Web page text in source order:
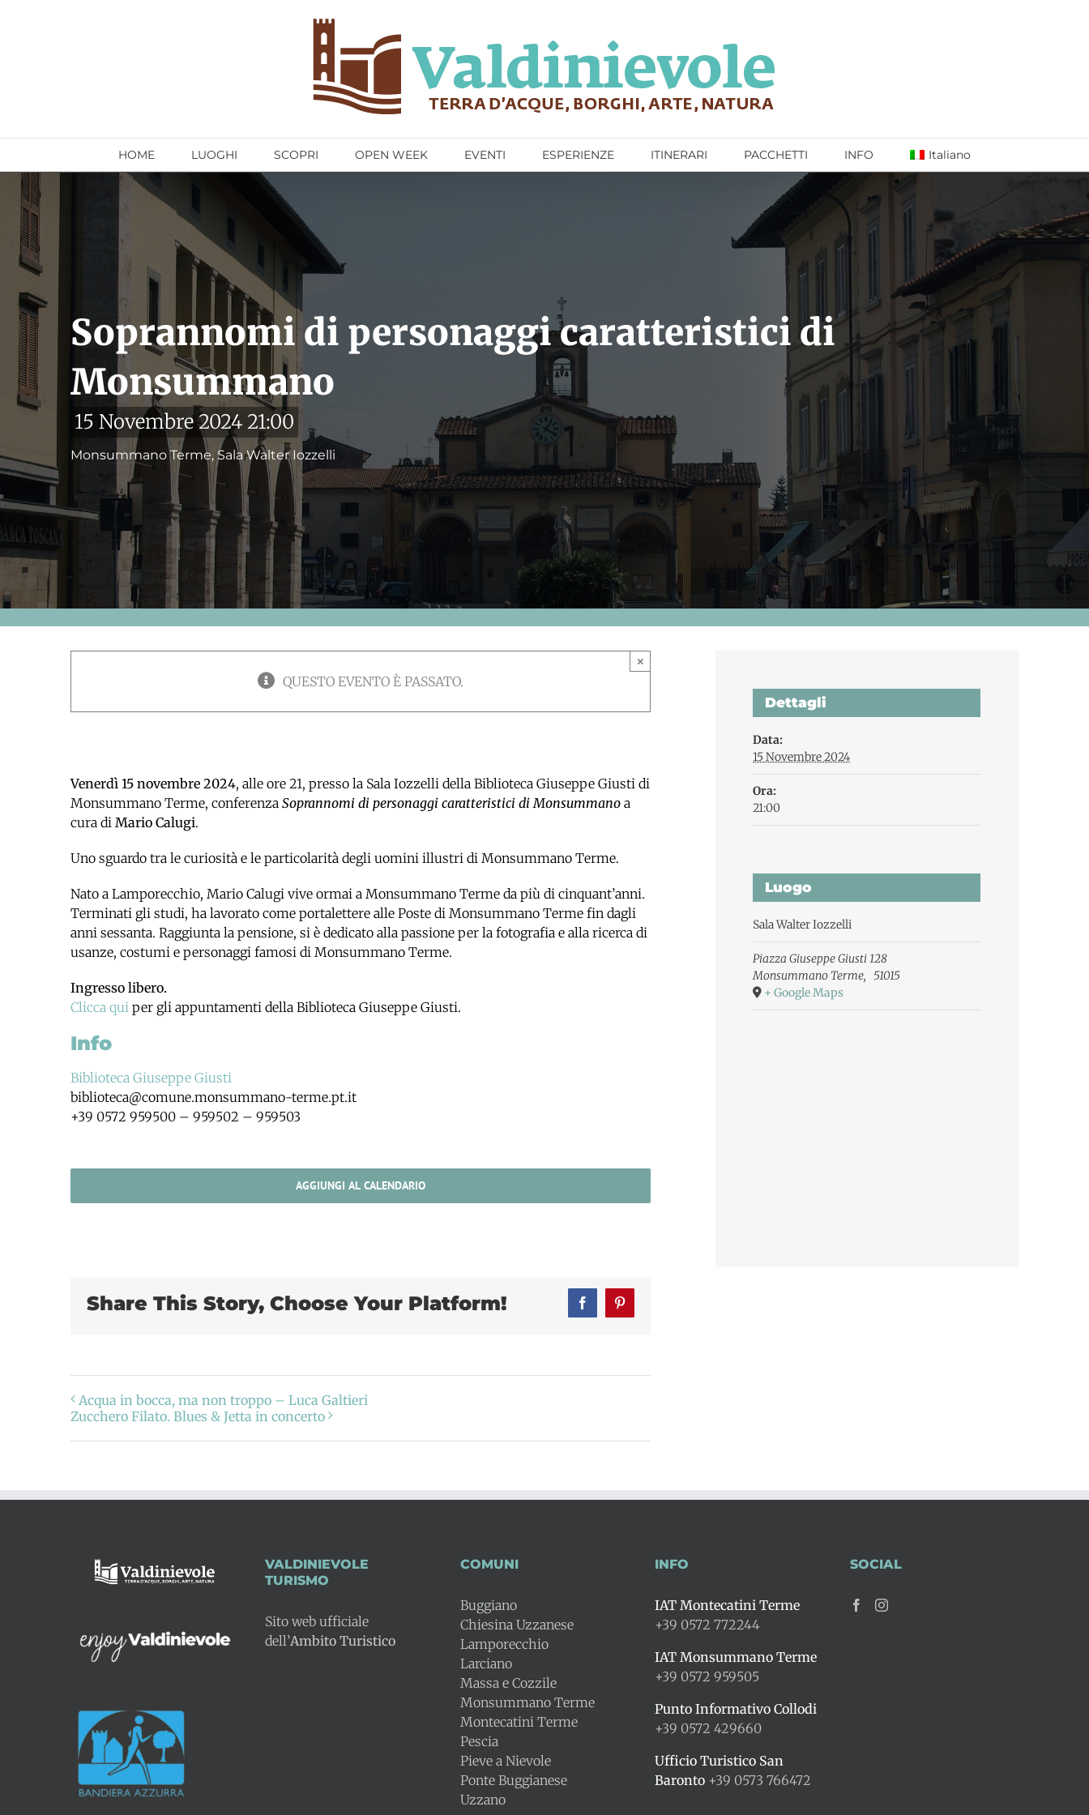
HOME LUOGHI SCOPRI OPEN WEEK EVENTI ESPERIENZE ITINERARI PACCHETTI INFO Italiano
Soprannomi di personaggi caratteristici di
Monsummano
15 Novembre 2024 21:00
Monsummano Terme, Sala Walter Iozzelli
QUESTO EVENTO È PASSATO.
×
Venerdì 15 novembre 2024, alle ore 21, presso la Sala Iozzelli della Biblioteca Giuseppe Giusti di
Monsummano Terme, conferenza Soprannomi di personaggi caratteristici di Monsummano a
cura di Mario Calugi.
Uno sguardo tra le curiosità e le particolarità degli uomini illustri di Monsummano Terme.
Nato a Lamporecchio, Mario Calugi vive ormai a Monsummano Terme da più di cinquant’anni.
Terminati gli studi, ha lavorato come portalettere alle Poste di Monsummano Terme fin dagli
anni sessanta. Raggiunta la pensione, si è dedicato alla passione per la fotografia e alla ricerca di
usanze, costumi e personaggi famosi di Monsummano Terme.
Ingresso libero.
Clicca qui per gli appuntamenti della Biblioteca Giuseppe Giusti.
Info
Biblioteca Giuseppe Giusti
biblioteca@comune.monsummano-terme.pt.it
+39 0572 959500 – 959502 – 959503
AGGIUNGI AL CALENDARIO
Share This Story, Choose Your Platform! FacebookPinterest
Acqua in bocca, ma non troppo – Luca Galtieri
Zucchero Filato. Blues & Jetta in concerto
Dettagli
Data:
15 Novembre 2024
Ora:
21:00
Luogo
Sala Walter Iozzelli
Piazza Giuseppe Giusti 128
Monsummano Terme, 51015
+ Google Maps
VALDINIEVOLE
TURISMO
Sito web ufficiale
dell’Ambito Turistico
COMUNI
Buggiano
Chiesina Uzzanese
Lamporecchio
Larciano
Massa e Cozzile
Monsummano Terme
Montecatini Terme
Pescia
Pieve a Nievole
Ponte Buggianese
Uzzano
INFO
IAT Montecatini Terme
+39 0572 772244
IAT Monsummano Terme
+39 0572 959505
Punto Informativo Collodi
+39 0572 429660
Ufficio Turistico San
Baronto +39 0573 766472
SOCIAL